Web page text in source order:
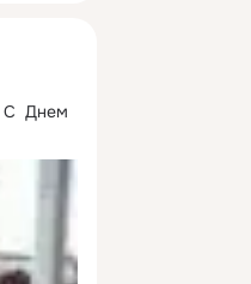
С  Днем